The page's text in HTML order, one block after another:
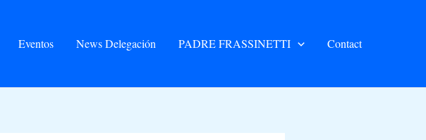
Eventos News Delegación PADRE FRASSINETTI Contact